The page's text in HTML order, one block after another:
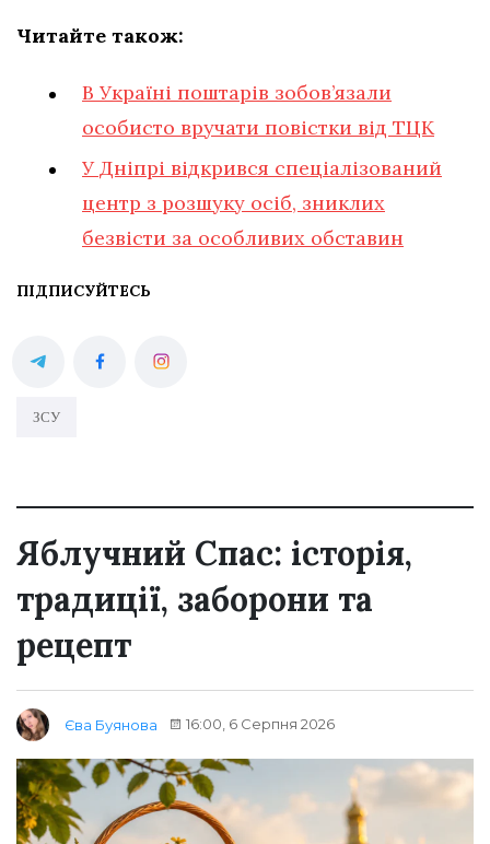
Читайте також:
В Україні поштарів зобов’язали
особисто вручати повістки від ТЦК
У Дніпрі відкрився спеціалізований
центр з розшуку осіб, зниклих
безвісти за особливих обставин
ПІДПИСУЙТЕСЬ
ЗСУ
Яблучний Спас: історія,
традиції, заборони та
рецепт
Єва Буянова 16:00, 6 Серпня 2026